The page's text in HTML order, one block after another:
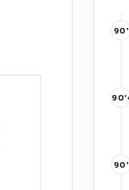
90'
90'